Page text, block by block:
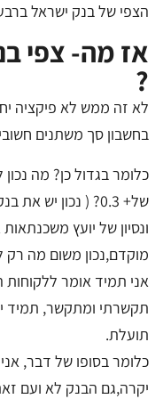
הצפי של בנק ישראל
אז מה- צפי
?
לא זה ממש לא פיקציה
בחשבון סך משתנים
של+ 0.3? ( נכון
ונסיון של יועץ
מוקדם,נכון משום מה רק
אני תמיד אומר ללקוחות
תקשרתי ומתקשר, תמיד
תועלת.
כלומר בסופו של דבר,
יקרה,גם הבנק לא ועם